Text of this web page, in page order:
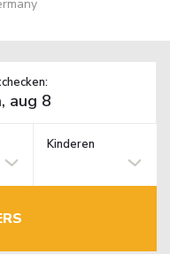
Kinderen